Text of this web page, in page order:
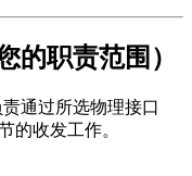
的职责范围）
通过所选物理接口
的收发工作。